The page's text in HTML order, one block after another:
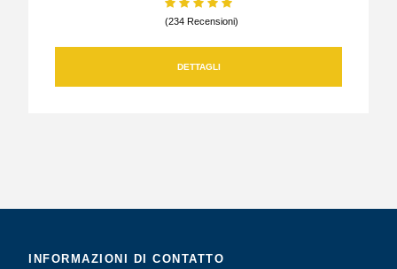
(234 Recensioni)
DETTAGLI
INFORMAZIONI DI CONTATTO